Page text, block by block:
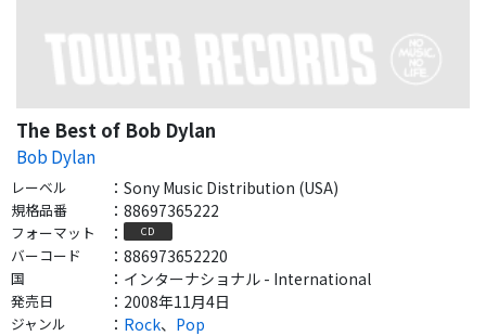
The Best of Bob Dylan
Bob Dylan
レーベル ： Sony Music Distribution (USA)
規格品番 ： 88697365222
フォーマット ： CD
バーコード ： 886973652220
国 ： インターナショナル - International
発売日 ： 2008年11月4日
ジャンル ： Rock、 Pop